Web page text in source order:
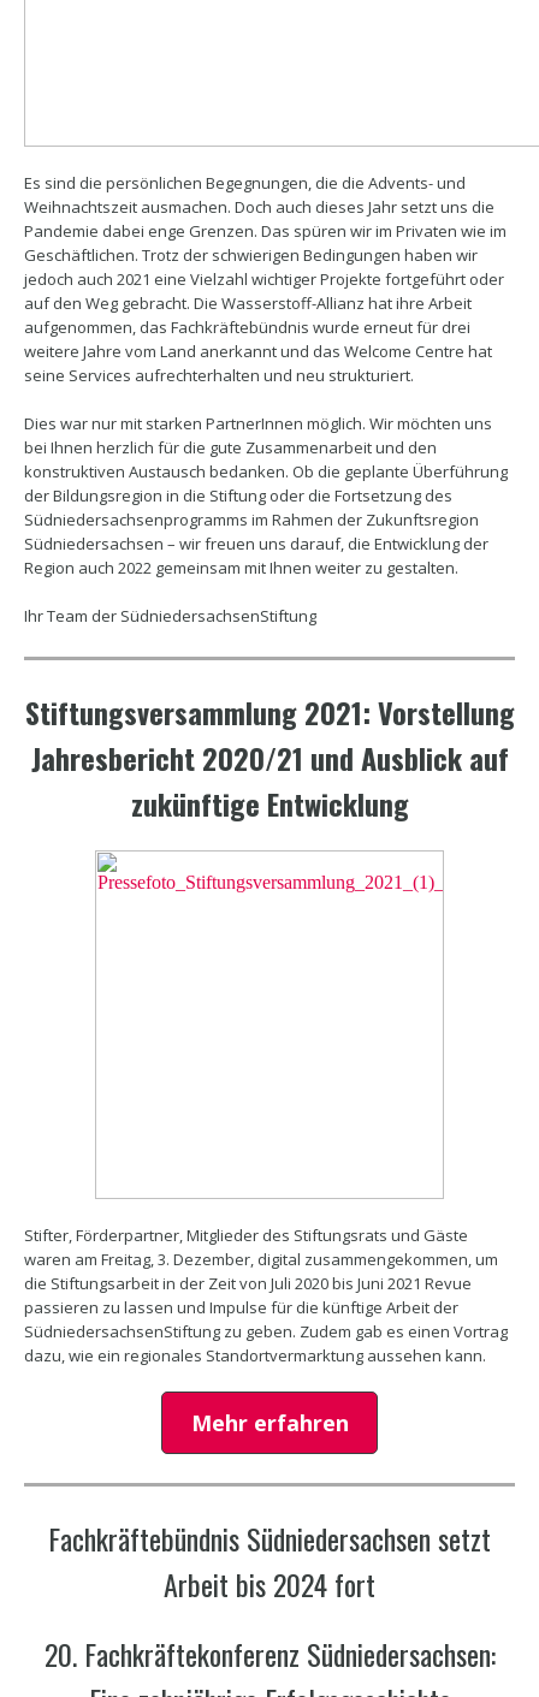
Es sind die persönlichen Begegnungen, die die Advents- und
Weihnachtszeit ausmachen. Doch auch dieses Jahr setzt uns die
Pandemie dabei enge Grenzen. Das spüren wir im Privaten wie im
Geschäftlichen. Trotz der schwierigen Bedingungen haben wir
jedoch auch 2021 eine Vielzahl wichtiger Projekte fortgeführt oder
auf den Weg gebracht. Die Wasserstoff-Allianz hat ihre Arbeit
aufgenommen, das Fachkräftebündnis wurde erneut für drei
weitere Jahre vom Land anerkannt und das Welcome Centre hat
seine Services aufrechterhalten und neu strukturiert.
Dies war nur mit starken PartnerInnen möglich. Wir möchten uns
bei Ihnen herzlich für die gute Zusammenarbeit und den
konstruktiven Austausch bedanken. Ob die geplante Überführung
der Bildungsregion in die Stiftung oder die Fortsetzung des
Südniedersachsenprogramms im Rahmen der Zukunftsregion
Südniedersachsen – wir freuen uns darauf, die Entwicklung der
Region auch 2022 gemeinsam mit Ihnen weiter zu gestalten.
Ihr Team der SüdniedersachsenStiftung
Stiftungsversammlung 2021: Vorstellung
Jahresbericht 2020/21 und Ausblick auf
zukünftige Entwicklung
Stifter, Förderpartner, Mitglieder des Stiftungsrats und Gäste
waren am Freitag, 3. Dezember, digital zusammengekommen, um
die Stiftungsarbeit in der Zeit von Juli 2020 bis Juni 2021 Revue
passieren zu lassen und Impulse für die künftige Arbeit der
SüdniedersachsenStiftung zu geben. Zudem gab es einen Vortrag
dazu, wie ein regionales Standortvermarktung aussehen kann.
Mehr erfahren
Fachkräftebündnis Südniedersachsen setzt
Arbeit bis 2024 fort
20. Fachkräftekonferenz Südniedersachsen: